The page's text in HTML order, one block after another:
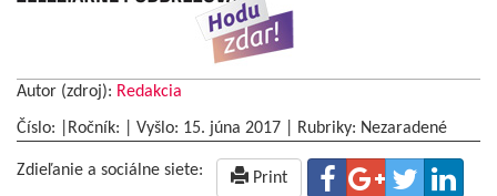
Autor (zdroj): Redakcia
Číslo: |Ročník: | Vyšlo: 15. júna 2017 Rubriky: Nezaradené
Zdieľanie a sociálne siete: Print